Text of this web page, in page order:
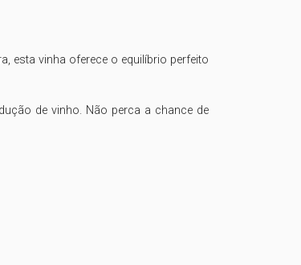
esta vinha oferece o equilíbrio perfeito
de vinho. Não perca a chance de